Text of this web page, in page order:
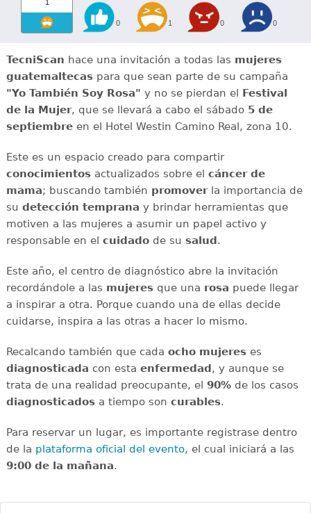
1
0 1 0 0
TecniScan hace una invitación a todas las mujeres
guatemaltecaspara que sean parte de su campaña
"Yo También Soy Rosa" y no se pierdan el Festival
de la Mujer, que se llevará a cabo el sábado5 de
septiembreen el Hotel Westin Camino Real, zona 10.
Este es un espacio creado para compartir
conocimientosactualizados sobre el cáncer de
mama; buscando también promoverla importancia de
su detección temprana y brindar herramientas que
motiven a las mujeres a asumir un papel activo y
responsable en el cuidadode su salud.
Este año, el centro de diagnóstico abre la invitación
recordándole a las mujeresque una rosa puede llegar
a inspirar a otra. Porque cuando una de ellas decide
cuidarse, inspira a las otras a hacer lo mismo.
Recalcando también que cada ocho mujereses
diagnosticada con esta enfermedad, y aunque se
trata de una realidad preocupante, el 90%de los casos
diagnosticadosa tiempo son curables.
Para reservar un lugar, es importante registrase dentro
de la plataforma oficial del evento, el cual iniciará a las
9:00 de la mañana.